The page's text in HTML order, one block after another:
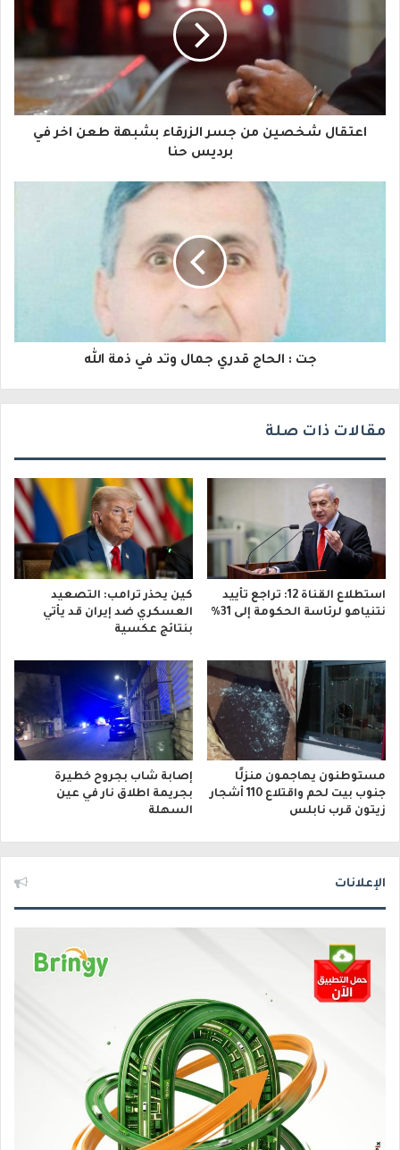
ا
إ
اعتقال شخصين من جسر الزرقاء بشبهة طعن اخر في
برديس حنا
جت : الحاج قدري جمال وتد في ذمة الله
مقالات ذات صلة
استطلاع القناة 12: تراجع تأييد
نتنياهو لرئاسة الحكومة إلى 31%
كين يحذر ترامب: التصعيد
العسكري ضد إيران قد يأتي
بنتائج عكسية
مستوطنون يهاجمون منزلًا
جنوب بيت لحم واقتلاع 110 أشجار
زيتون قرب نابلس
إصابة شاب بجروح خطيرة
بجريمة اطلاق نار في عين
السهلة
الإعلانات